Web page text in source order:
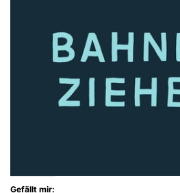
Gefällt mir: